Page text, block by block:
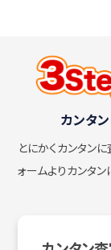
カンタ
とにかくカンタン
ォームよりカンタ